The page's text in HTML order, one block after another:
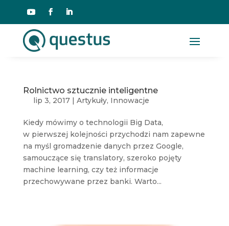
Rolnictwo sztucznie inteligentne
lip 3, 2017| Artykuły, Innowacje
Kiedy mówimy o technologii Big Data,
w pierwszej kolejności przychodzi nam zapewne
na myśl gromadzenie danych przez Google,
samouczące się translatory, szeroko pojęty
machine learning, czy też informacje
przechowywane przez banki. Warto...